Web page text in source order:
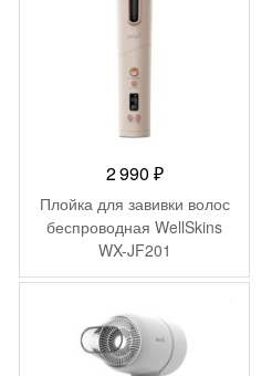
2 990 ₽
Плойка для завивки волос
беспроводная WellSkins
WX-JF201